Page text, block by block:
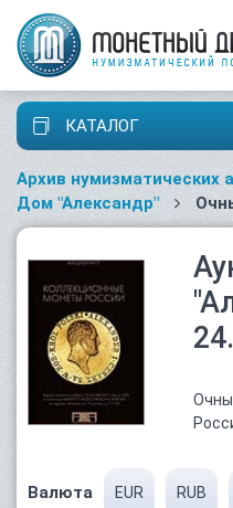
КАТАЛОГ
Архив нумизматических
Дом "Александр"
Валюта EUR RUB